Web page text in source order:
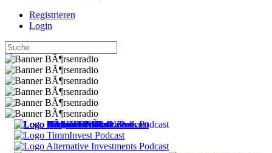
Registrieren
Login